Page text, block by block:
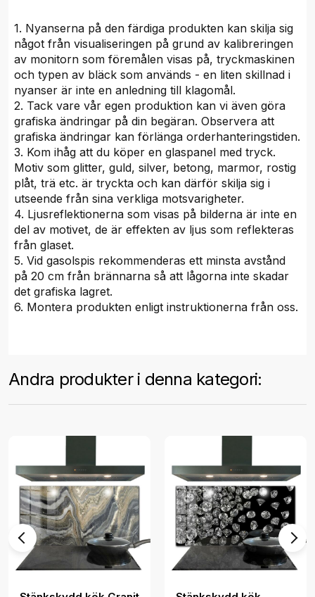
1. Nyanserna på den färdiga produkten kan skilja sig
något från visualiseringen på grund av kalibreringen
av monitorn som föremålen visas på, tryckmaskinen
och typen av bläck som används - en liten skillnad i
nyanser är inte en anledning till klagomål.
2. Tack vare vår egen produktion kan vi även göra
grafiska ändringar på din begäran. Observera att
grafiska ändringar kan förlänga orderhanteringstiden.
3. Kom ihåg att du köper en glaspanel med tryck.
Motiv som glitter, guld, silver, betong, marmor, rostig
plåt, trä etc. är tryckta och kan därför skilja sig i
utseende från sina verkliga motsvarigheter.
4. Ljusreflektionerna som visas på bilderna är inte en
del av motivet, de är effekten av ljus som reflekteras
från glaset.
5. Vid gasolspis rekommenderas ett minsta avstånd
på 20 cm från brännarna så att lågorna inte skadar
det grafiska lagret.
6. Montera produkten enligt instruktionerna från oss.
Andra produkter i denna kategori: